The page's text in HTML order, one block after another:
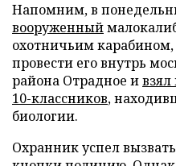
Напомним, в
вооруженный
охотничьим карабином,
провести его внутрь
района Отрадное и
10-классников,
биологии.
Охранник успел